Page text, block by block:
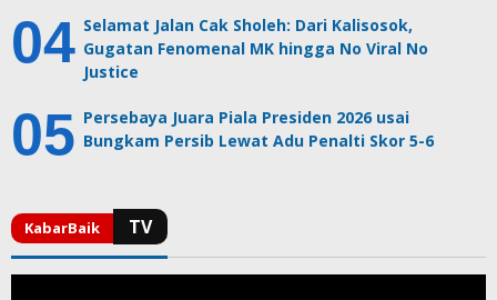
Selamat Jalan Cak Sholeh: Dari Kalisosok,
Gugatan Fenomenal MK hingga No Viral No
Justice
Persebaya Juara Piala Presiden 2026 usai
Bungkam Persib Lewat Adu Penalti Skor 5-6